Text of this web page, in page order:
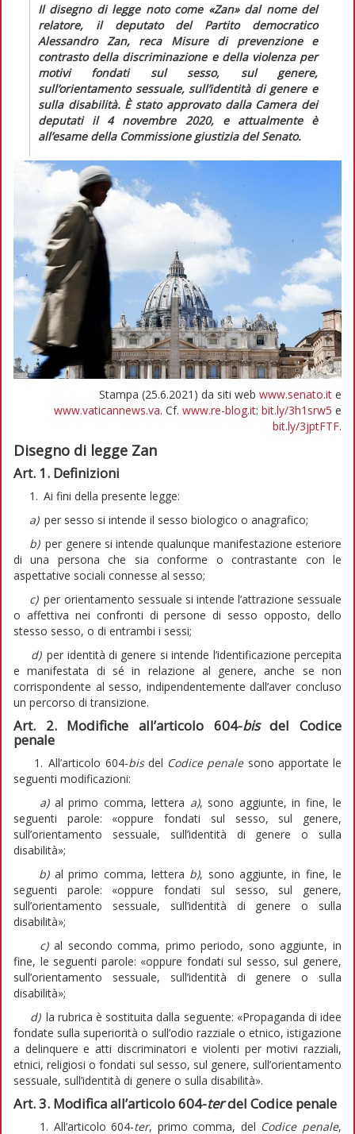
Il disegno di legge noto come «Zan» dal nome del
relatore, il deputato del Partito democratico
Alessandro Zan, reca Misure di prevenzione e
contrasto della discriminazione e della violenza per
motivi fondati sul sesso, sul genere,
sull’orientamento sessuale, sull’identità di genere e
sulla disabilità. È stato approvato dalla Camera dei
deputati il 4 novembre 2020, e attualmente è
all’esame della Commissione giustizia del Senato.
Stampa (25.6.2021) da siti web www.senato.it e
www.vaticannews.va. Cf. www.re-blog.it: bit.ly/3h1srw5 e
bit.ly/3jptFTF.
Disegno di legge Zan
Art. 1. Definizioni
1. Ai fini della presente legge:
a) per sesso si intende il sesso biologico o anagrafico;
b)per genere si intende qualunque manifestazione esteriore
di una persona che sia conforme o contrastante con le
aspettative sociali connesse al sesso;
c)per orientamento sessuale si intende l’attrazione sessuale
o affettiva nei confronti di persone di sesso opposto, dello
stesso sesso, o di entrambi i sessi;
d)per identità di genere si intende l’identificazione percepita
e manifestata di sé in relazione al genere, anche se non
corrispondente al sesso, indipendentemente dall’aver concluso
un percorso di transizione.
Art. 2. Modifiche all’articolo 604-bisdel Codice
penale
1. All’articolo 604-bis del Codice penalesono apportate le
seguenti modificazioni:
a) al primo comma, lettera a), sono aggiunte, in fine, le
seguenti parole: «oppure fondati sul sesso, sul genere,
sull’orientamento sessuale, sull’identità di genere o sulla
disabilità»;
b) al primo comma, lettera b), sono aggiunte, in fine, le
seguenti parole: «oppure fondati sul sesso, sul genere,
sull’orientamento sessuale, sull’identità di genere o sulla
disabilità»;
c) al secondo comma, primo periodo, sono aggiunte, in
fine, le seguenti parole: «oppure fondati sul sesso, sul genere,
sull’orientamento sessuale, sull’identità di genere o sulla
disabilità»;
d) la rubrica è sostituita dalla seguente: «Propaganda di idee
fondate sulla superiorità o sull’odio razziale o etnico, istigazione
a delinquere e atti discriminatori e violenti per motivi razziali,
etnici, religiosi o fondati sul sesso, sul genere, sull’orientamento
sessuale, sull’identità di genere o sulla disabilità».
Art. 3. Modifica all’articolo 604-terdel Codice penale
1. All’articolo 604-ter, primo comma, del Codice penale,